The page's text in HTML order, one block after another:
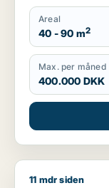
Areal
40 - 90 m2
Max. per måned
400.000 DKK
Jeg søger
11 mdr siden